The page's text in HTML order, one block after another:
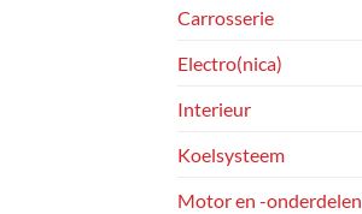
Carrosserie
Electro(nica)
Interieur
Koelsysteem
Motor en -onderdelen